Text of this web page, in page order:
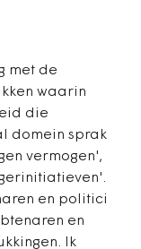
met de
waarin
die
domein sprak
vermogen',
en politici
en
Ik